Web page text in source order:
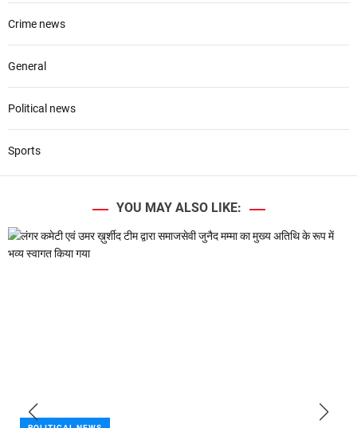
Crime news
General
Political news
Sports
YOU MAY ALSO LIKE: